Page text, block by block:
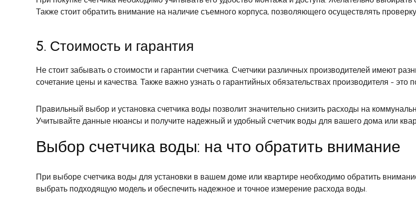
Также стоит обратить внимание на наличие съемного корпуса, позволяющего осуществлять
5. Стоимость и гарантия
Не стоит забывать о стоимости и гарантии счетчика. Счетчики различных производителей имеют
сочетание цены и качества. Также важно узнать о гарантийных обязательствах производителя -
Правильный выбор и установка счетчика воды позволит значительно снизить расходы на
Учитывайте данные нюансы и получите надежный и удобный счетчик воды для вашего дома или
Выбор счетчика воды: на что обратить внимание
При выборе счетчика воды для установки в вашем доме или квартире необходимо обратить
выбрать подходящую модель и обеспечить надежное и точное измерение расхода воды.